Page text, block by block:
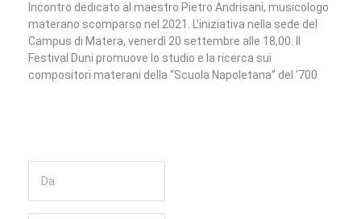
Incontro dedicato al maestro Pietro Andrisani, musicologo
materano scomparso nel 2021. L’iniziativa nella sede del
Campus di Matera, venerdì 20 settembre alle 18,00. Il
Festival Duni promuove lo studio e la ricerca sui
compositori materani della “Scuola Napoletana” del ‘700